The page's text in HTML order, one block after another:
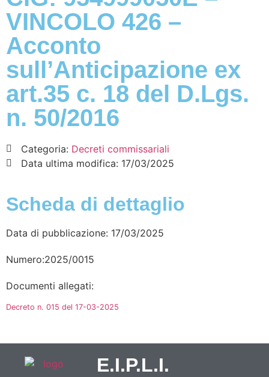
VINCOLO 426 –
Acconto
sull’Anticipazione ex
art.35 c. 18 del D.Lgs.
n. 50/2016
Categoria: Decreti commissariali
Data ultima modifica: 17/03/2025
Scheda di dettaglio
Data di pubblicazione: 17/03/2025
Numero:2025/0015
Documenti allegati:
Decreto n. 015 del 17-03-2025
E.I.P.L.I.